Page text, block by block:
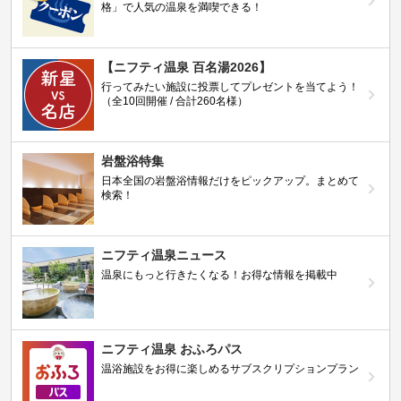
格」で人気の温泉を満喫できる！
【ニフティ温泉 百名湯2026】
行ってみたい施設に投票してプレゼントを当てよう！
（全10回開催 / 合計260名様）
岩盤浴特集
日本全国の岩盤浴情報だけをピックアップ。まとめて
検索！
ニフティ温泉ニュース
温泉にもっと行きたくなる！お得な情報を掲載中
ニフティ温泉 おふろパス
温浴施設をお得に楽しめるサブスクリプションプラン